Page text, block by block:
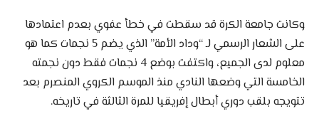
وكانت جامعة الكرة قد سقطت في خطأ عفوي بعدم اعتمادها
على الشعار الرسمي لـ “وداد الأمة” الذي يضم 5 نجمات كما هو
معلوم لدى الجميع، واكتفت بوضع 4 نجمات فقط دون نجمته
الخامسة التي وضعها النادي منذ الموسم الكروي المنصرم بعد
تتويجه بلقب دوري أبطال إفريقيا للمرة الثالثة في تاريخه.